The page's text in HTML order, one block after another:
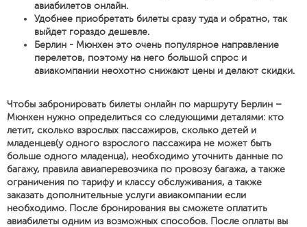
авиабилетов онлайн.
Удобнее приобретать билеты сразу туда и обратно, так
выйдет гораздо дешевле.
Берлин - Мюнхен это очень популярное направление
перелетов, поэтому на него большой спрос и
авиакомпании неохотно снижают цены и делают скидки.
Чтобы забронировать билеты онлайн по маршруту Берлин –
Мюнхен нужно определиться со следующими деталями: кто
летит, сколько взрослых пассажиров, сколько детей и
младенцев(у одного взрослого пассажира не может быть
больше одного младенца), необходимо уточнить данные по
багажу, правила авиаперевозчика по провозу багажа, а также
ограничения по тарифу и классу обслуживания, а также
заказать дополнительные услуги авиакомпании если
необходимо. После бронирования вы сможете оплатить
авиабилеты одним из возможных способов. После оплаты вы